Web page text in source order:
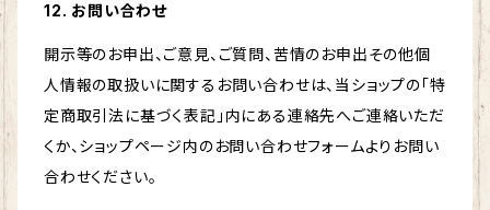
12. お問い合わせ
開示等のお申出、ご意見、ご質問、苦情のお申出その他個
人情報の取扱いに関するお問い合わせは、当ショップの「特
定商取引法に基づく表記」内にある連絡先へご連絡いただ
くか、ショップページ内のお問い合わせフォームよりお問い
合わせください。